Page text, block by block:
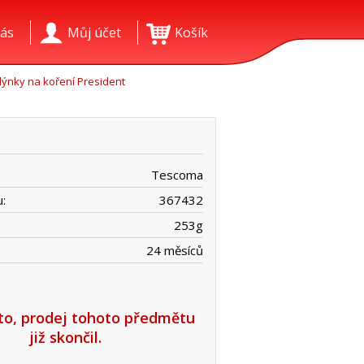
Košík
Můj účet
na koření President
Tescoma
367432
253g
24 měsíců
prodej tohoto předmětu
již skončil.